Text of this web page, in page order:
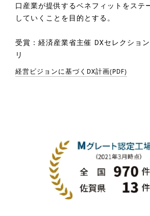
口産業が提供するベネフィットをステ
していくことを目的とする。
受賞：経済産業省主催 DXセレクショ
リ
経営ビジョンに基づくDX計画(PDF)